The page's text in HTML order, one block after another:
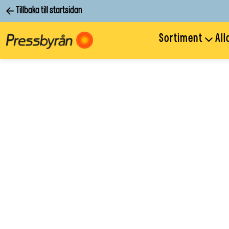
Tillbaka till startsidan
Sortiment